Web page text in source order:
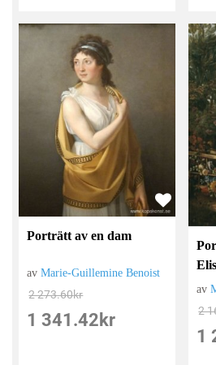
Porträtt av en dam
avMarie-Guillemine Benoist
2 273.60kr
1 341.42 kr
av
2
1